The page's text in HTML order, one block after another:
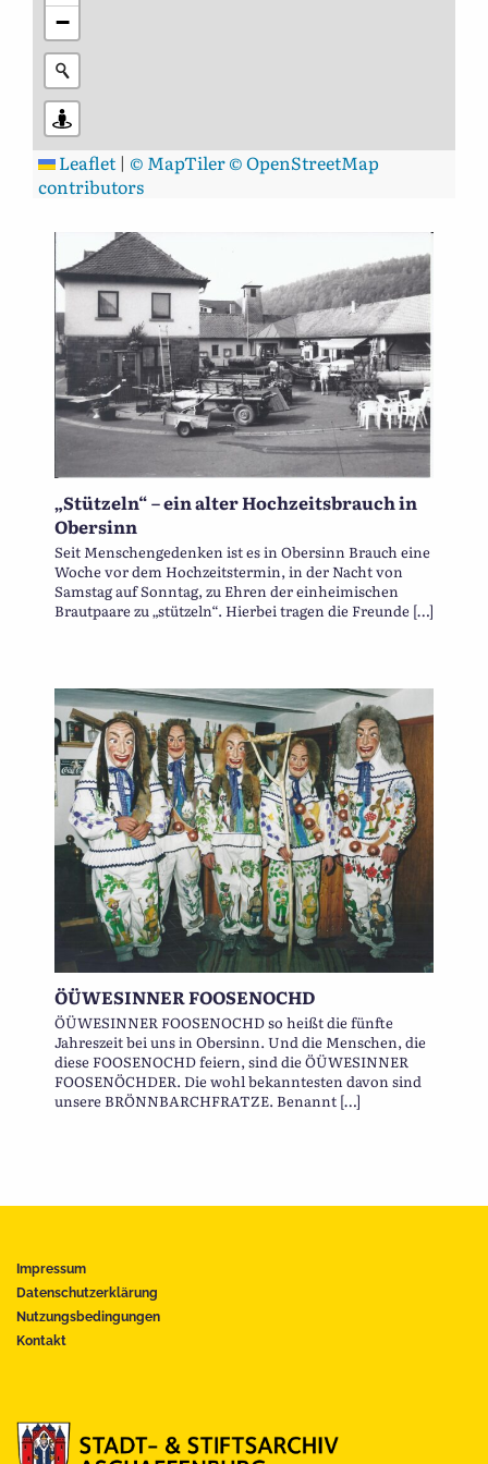
−
Leaflet | © MapTiler© OpenStreetMap
contributors
„Stützeln“ – ein alter Hochzeitsbrauch in
Obersinn
Seit Menschengedenken ist es in Obersinn Brauch eine
Woche vor dem Hochzeitstermin, in der Nacht von
Samstag auf Sonntag, zu Ehren der einheimischen
Brautpaare zu „stützeln“. Hierbei tragen die Freunde […]
ÖÜWESINNER FOOSENOCHD
ÖÜWESINNER FOOSENOCHD so heißt die fünfte
Jahreszeit bei uns in Obersinn. Und die Menschen, die
diese FOOSENOCHD feiern, sind die ÖÜWESINNER
FOOSENÖCHDER. Die wohl bekanntesten davon sind
unsere BRÖNNBARCHFRATZE. Benannt […]
Impressum
Datenschutzerklärung
Nutzungsbedingungen
Kontakt